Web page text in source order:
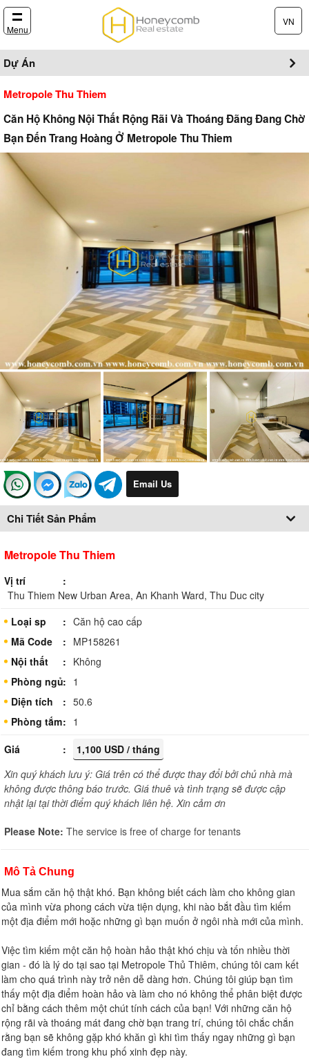
Menu
VN
Dự Án
Metropole Thu Thiem
Căn Hộ Không Nội Thất Rộng Rãi Và Thoáng Đãng Đang Chờ
Bạn Đến Trang Hoàng Ở Metropole Thu Thiem
Email Us
Chi Tiết Sản Phẩm
Metropole Thu Thiem
Vị trí
Thu Thiem New Urban Area, An Khanh Ward, Thu Duc city
Loại sp
Căn hộ cao cấp
Mã Code
MP158261
Nội thất
Không
Phòng ngủ
1
Diện tích
50.6
Phòng tắm
1
Giá
1,100 USD / tháng
Xin quý khách lưu ý: Giá trên có thể được thay đổi bởi chủ nhà mà
không được thông báo trước. Giá thuê và tình trạng sẽ được cập
nhật lại tại thời điểm quý khách liên hệ. Xin cảm ơn
Please Note: The service is free of charge for tenants
Mô Tả Chung
Mua sắm căn hộ thật khó. Bạn không biết cách làm cho không gian
của mình vừa phong cách vừa tiện dụng, khi nào bắt đầu tìm kiếm
một địa điểm mới hoặc những gì bạn muốn ở ngôi nhà mới của mình.
Việc tìm kiếm một căn hộ hoàn hảo thật khó chịu và tốn nhiều thời
gian - đó là lý do tại sao tại Metropole Thủ Thiêm, chúng tôi cam kết
làm cho quá trình này trở nên dễ dàng hơn. Chúng tôi giúp bạn tìm
thấy một địa điểm hoàn hảo và làm cho nó không thể phân biệt được
chỉ bằng cách thêm một chút tính cách của bạn! Với những căn hộ
rộng rãi và thoáng mát đang chờ bạn trang trí, chúng tôi chắc chắn
rằng bạn sẽ không gặp khó khăn gì khi tìm thấy ngay những gì bạn
đang tìm kiếm trong khu phố xinh đẹp này.